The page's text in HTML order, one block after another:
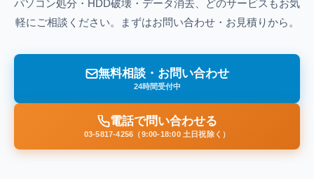
パソコン処分・HDD破壊・データ消去、どのサービスもお気
軽にご相談ください。
まずはお問い合わせ・お見積りから。
無料相談・お問い合わせ
24時間受付中
電話で問い合わせる
03-5817-4256（9:00-18:00 土日祝除く）